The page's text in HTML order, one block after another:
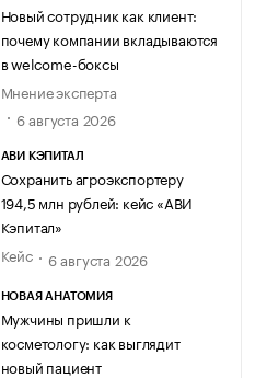
Новый сотрудник как клиент:
почему компании вкладываются
в welcome-боксы
Мнение эксперта
6 августа 2026
АВИ КЭПИТАЛ
Сохранить агроэкспортеру
194,5 млн рублей: кейс «АВИ
Кэпитал»
Кейс
6 августа 2026
НОВАЯ АНАТОМИЯ
Мужчины пришли к
косметологу: как выглядит
новый пациент